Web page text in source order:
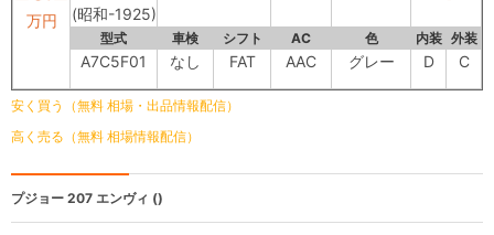
万円 (昭和-1925)
型式 車検 シフト AC 色 内装 外装
A7C5F01 なし FAT AAC グレー D C
安く買う（無料 相場・出品情報配信）
高く売る（無料 相場情報配信）
プジョー 207 エンヴィ ()